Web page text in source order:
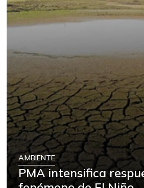
AMBIENTE
PMA intensifica